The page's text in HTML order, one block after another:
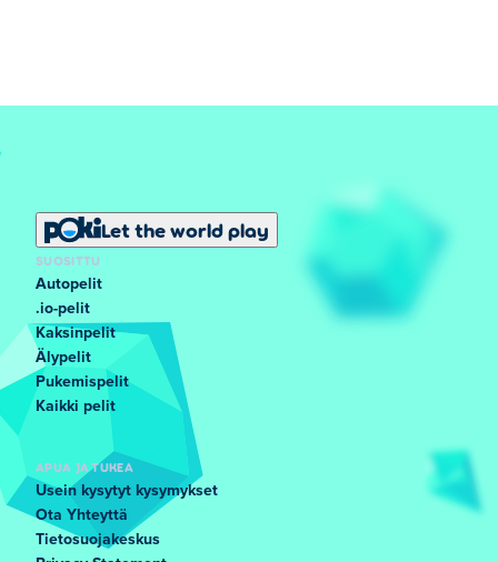
Let the world play
SUOSITTU
Autopelit
.io-pelit
Kaksinpelit
Älypelit
Pukemispelit
Kaikki pelit
APUA JA TUKEA
Usein kysytyt kysymykset
Ota Yhteyttä
Tietosuojakeskus